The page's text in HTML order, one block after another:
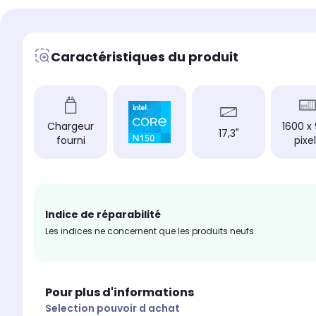
Chargeur
fourni
Standard
Hauteur produit (cm)
Chargeur
Hauteur produit (cm)
2.18
Caractéristiques du produit
Chargeur
fourni
17,3"
1600 x
Indice de réparabilité
Les indices ne concernent que les produits neufs.
Pour plus d'informations
Selection pouvoir d achat